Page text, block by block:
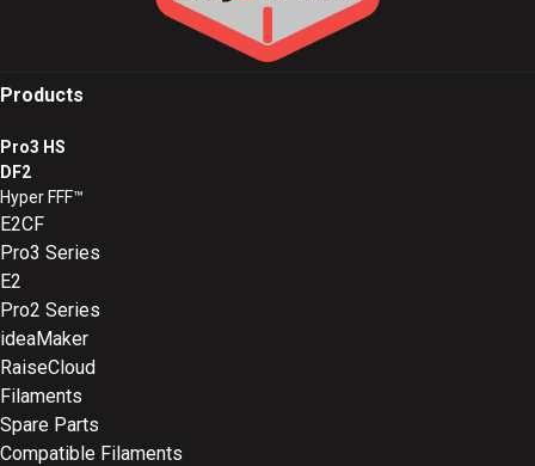
Products
Pro3 HS
DF2
Hyper FFF™
E2CF
Pro3 Series
E2
Pro2 Series
ideaMaker
RaiseCloud
Filaments
Spare Parts
Compatible Filaments